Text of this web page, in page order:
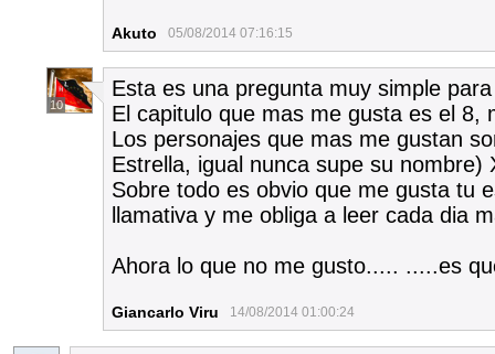
Akuto 05/08/2014 07:16:15
10
Esta es una pregunta muy simple
El capitulo que mas me gusta es el 8,
Los personajes que mas me gustan
Estrella, igual nunca supe su nombre)
Sobre todo es obvio que me gusta tu
llamativa y me obliga a leer cada dia
Ahora lo que no me gusto..... .....es
Giancarlo Viru 14/08/2014 01:00:24